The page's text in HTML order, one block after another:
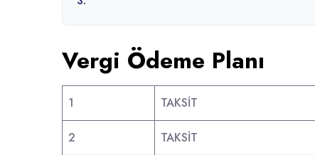
Vergi Ödeme Planı
1 TAKSİT
2 TAKSİT